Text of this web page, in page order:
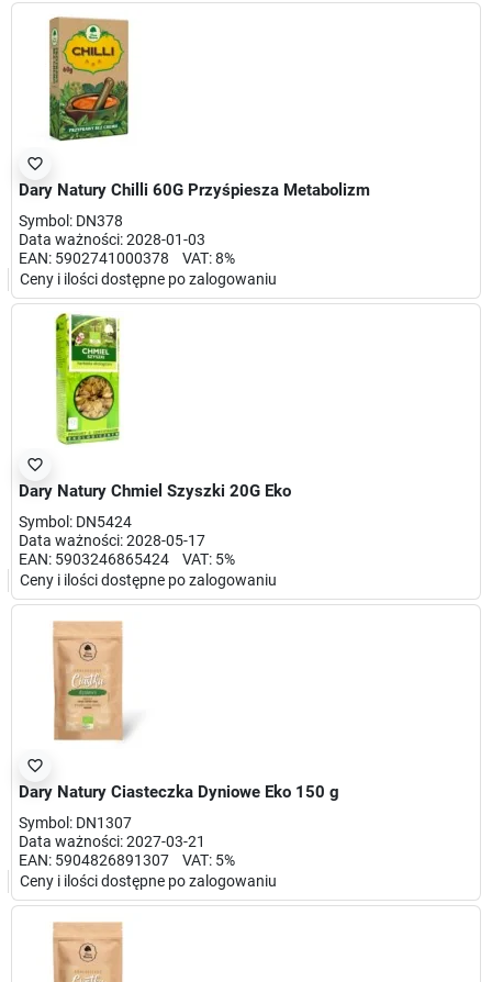
favorite_border
Dary Natury Chilli 60G Przyśpiesza Metabolizm
Symbol: DN378
Data ważności: 2028-01-03
EAN: 5902741000378 VAT: 8%
Ceny i ilości dostępne po zalogowaniu
favorite_border
Dary Natury Chmiel Szyszki 20G Eko
Symbol: DN5424
Data ważności: 2028-05-17
EAN: 5903246865424 VAT: 5%
Ceny i ilości dostępne po zalogowaniu
favorite_border
Dary Natury Ciasteczka Dyniowe Eko 150 g
Symbol: DN1307
Data ważności: 2027-03-21
EAN: 5904826891307 VAT: 5%
Ceny i ilości dostępne po zalogowaniu